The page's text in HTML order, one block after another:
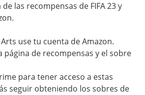
las recompensas de FIFA 23 y
use tu cuenta de Amazon.
página de recompensas y el sobre
para tener acceso a estas
seguir obteniendo los sobres de